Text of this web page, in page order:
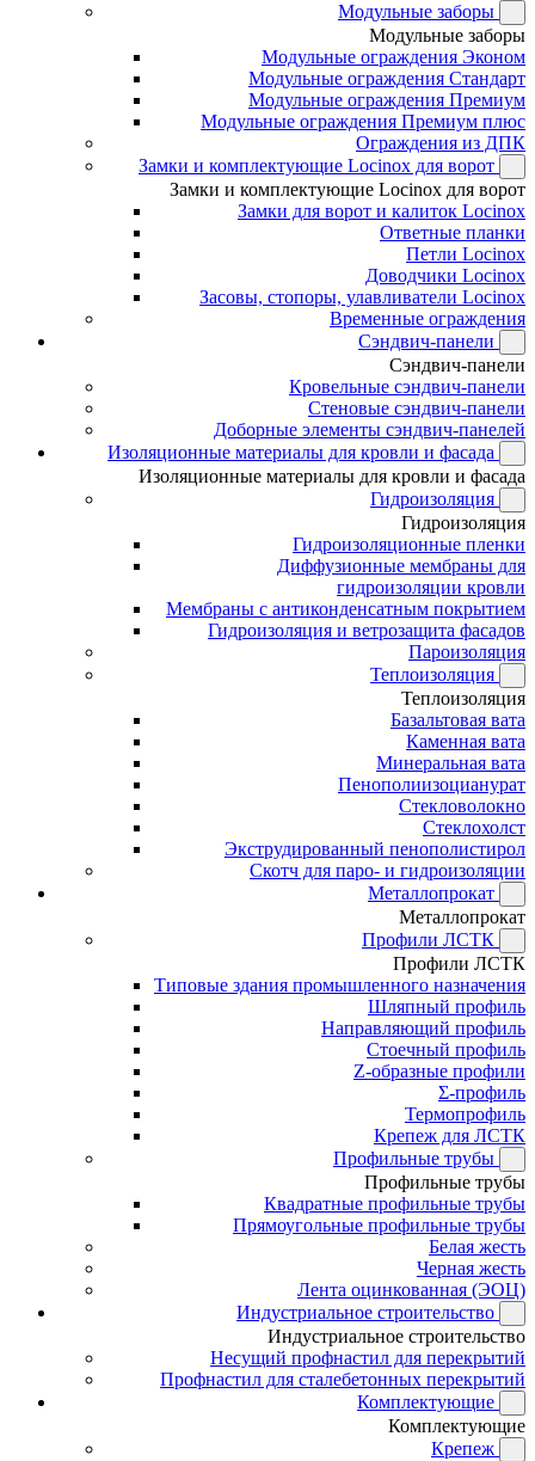
Модульные заборы
Модульные заборы
Модульные ограждения Эконом
Модульные ограждения Стандарт
Модульные ограждения Премиум
Модульные ограждения Премиум плюс
Ограждения из ДПК
Замки и комплектующие Locinox для ворот
Замки и комплектующие Locinox для ворот
Замки для ворот и калиток Locinox
Ответные планки
Петли Locinox
Доводчики Locinox
Засовы, стопоры, улавливатели Locinox
Временные ограждения
Сэндвич-панели
Сэндвич-панели
Кровельные сэндвич-панели
Стеновые сэндвич-панели
Доборные элементы сэндвич-панелей
Изоляционные материалы для кровли и фасада
Изоляционные материалы для кровли и фасада
Гидроизоляция
Гидроизоляция
Гидроизоляционные пленки
Диффузионные мембраны для
гидроизоляции кровли
Мембраны с антиконденсатным покрытием
Гидроизоляция и ветрозащита фасадов
Пароизоляция
Теплоизоляция
Теплоизоляция
Базальтовая вата
Каменная вата
Минеральная вата
Пенополиизоцианурат
Стекловолокно
Стеклохолст
Экструдированный пенополистирол
Скотч для паро- и гидроизоляции
Металлопрокат
Металлопрокат
Профили ЛСТК
Профили ЛСТК
Типовые здания промышленного назначения
Шляпный профиль
Направляющий профиль
Стоечный профиль
Z-образные профили
Σ-профиль
Термопрофиль
Крепеж для ЛСТК
Профильные трубы
Профильные трубы
Квадратные профильные трубы
Прямоугольные профильные трубы
Белая жесть
Черная жесть
Лента оцинкованная (ЭОЦ)
Индустриальное строительство
Индустриальное строительство
Несущий профнастил для перекрытий
Профнастил для сталебетонных перекрытий
Комплектующие
Комплектующие
Крепеж